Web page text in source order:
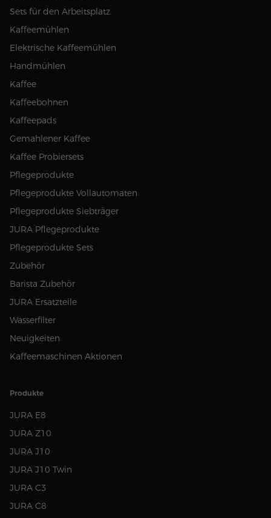
Sets für den Arbeitsplatz
Kaffeemühlen
Elektrische Kaffeemühlen
Handmühlen
Kaffee
Kaffeebohnen
Kaffeepads
Gemahlener Kaffee
Kaffee Probiersets
Pflegeprodukte
Pflegeprodukte Vollautomaten
Pflegeprodukte Siebträger
JURA Pflegeprodukte
Pflegeprodukte Sets
Zubehör
Barista Zubehör
JURA Ersatzteile
Wasserfilter
Neuigkeiten
Kaffeemaschinen Aktionen
Produkte
JURA E8
JURA Z10
JURA J10
JURA J10 Twin
JURA C3
JURA C8